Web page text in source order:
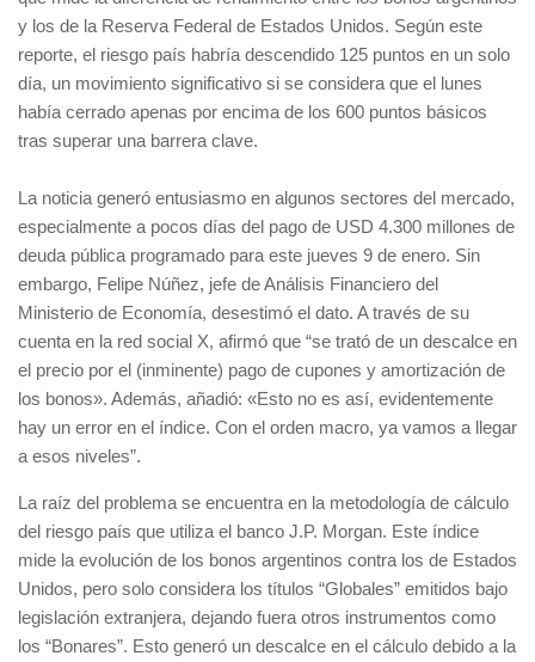
y los de la Reserva Federal de Estados Unidos. Según este
reporte, el riesgo país habría descendido 125 puntos en un solo
día, un movimiento significativo si se considera que el lunes
había cerrado apenas por encima de los 600 puntos básicos
tras superar una barrera clave.
La noticia generó entusiasmo en algunos sectores del mercado,
especialmente a pocos días del pago de USD 4.300 millones de
deuda pública programado para este jueves 9 de enero. Sin
embargo, Felipe Núñez, jefe de Análisis Financiero del
Ministerio de Economía, desestimó el dato. A través de su
cuenta en la red social X, afirmó que “se trató de un descalce en
el precio por el (inminente) pago de cupones y amortización de
los bonos». Además, añadió: «Esto no es así, evidentemente
hay un error en el índice. Con el orden macro, ya vamos a llegar
a esos niveles”.
La raíz del problema se encuentra en la metodología de cálculo
del riesgo país que utiliza el banco J.P. Morgan. Este índice
mide la evolución de los bonos argentinos contra los de Estados
Unidos, pero solo considera los títulos “Globales” emitidos bajo
legislación extranjera, dejando fuera otros instrumentos como
los “Bonares”. Esto generó un descalce en el cálculo debido a la